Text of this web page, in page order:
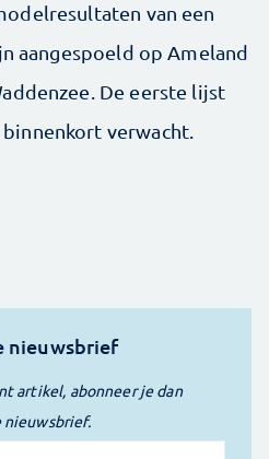
van een
aangespoeld op Ameland
De eerste lijst
verwacht.
nieuwsbrief
artikel, abonneer je dan
nieuwsbrief.